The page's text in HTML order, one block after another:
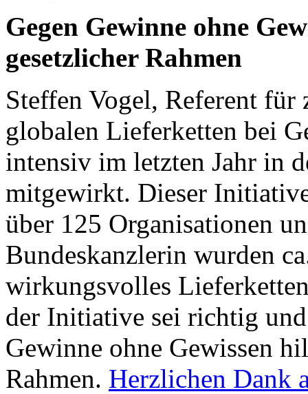
Gegen Gewinne ohne
gesetzlicher Rahmen
Steffen Vogel, Referent
globalen Lieferketten bei
intensiv im letzten Jahr in
mitgewirkt. Dieser
über 125 Organisationen
Bundeskanzlerin wurden
wirkungsvolles
der Initiative sei richtig
Gewinne ohne Gewissen
Rahmen. Herzlichen Dank